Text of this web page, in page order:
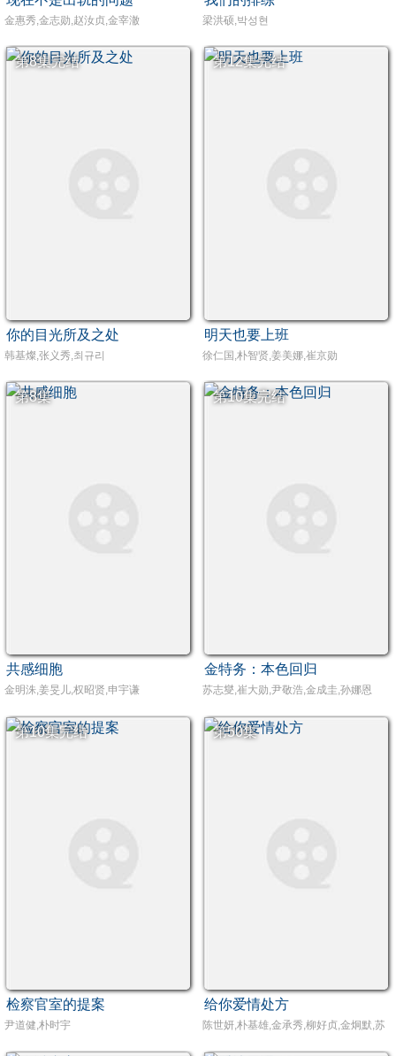
金惠秀,金志勋,赵汝贞,金宰澈 梁洪硕,박성현
第8集完结
你的目光所及之处
韩基燦,张义秀,최규리
第12集完结
明天也要上班
徐仁国,朴智贤,姜美娜,崔京勋
第8集
共感细胞
金明洙,姜旻儿,权昭贤,申宇谦
第10集完结
金特务：本色回归
苏志燮,崔大勋,尹敬浩,金成圭,孙娜恩
第10集完结
检察官室的提案
尹道健,朴时宇
第50集
给你爱情处方
陈世妍,朴基雄,金承秀,柳好贞,金炯默,苏